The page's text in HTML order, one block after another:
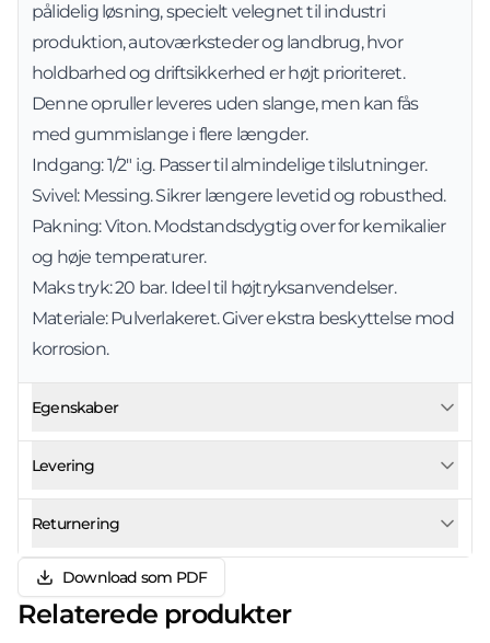
pålidelig løsning, specielt velegnet til industri
produktion, autoværksteder og landbrug, hvor
holdbarhed og driftsikkerhed er højt prioriteret.
Denne opruller leveres uden slange, men kan fås
med gummislange i flere længder.
Indgang: 1/2" i.g. Passer til almindelige tilslutninger.
Svivel: Messing. Sikrer længere levetid og robusthed.
Pakning: Viton. Modstandsdygtig over for kemikalier
og høje temperaturer.
Maks tryk: 20 bar. Ideel til højtryksanvendelser.
Materiale: Pulverlakeret. Giver ekstra beskyttelse mod
korrosion.
Egenskaber
Levering
Returnering
Download som PDF
Relaterede produkter